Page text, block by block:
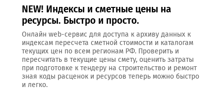
NEW! Индексы и сметные цены на
ресурсы. Быстро и просто.
Онлайн web-сервис для доступа к архиву данных к
индексам пересчета сметной стоимости и каталогам
текущих цен по всем регионам РФ. Проверить и
пересчитать в текущие цены смету, оценить затраты
при подготовке к тендеру на строительство и ремонт
зная коды расценок и ресурсов теперь можно быстро
и легко.